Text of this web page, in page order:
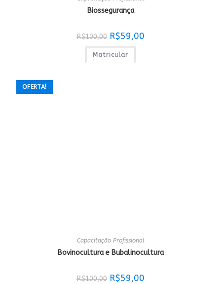
Biossegurança
R$100,00 O
preço
original
era:
R$100,00.
R$59,00O
Matricular
OFERTA!
Capacitação Profissional
Bovinocultura e Bubalinocultura
R$100,00 O
R$59,00O